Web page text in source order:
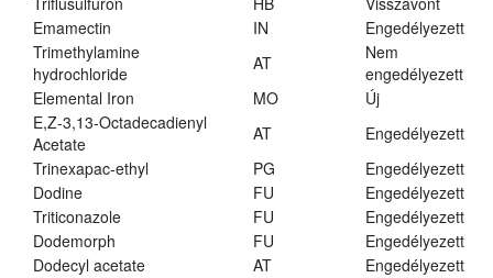
Emamectin
IN
Engedélyezett
Trimethylamine
hydrochloride
AT
Nem
engedélyezett
Elemental Iron
MO
Új
E,Z-3,13-Octadecadienyl
Acetate
AT
Engedélyezett
Trinexapac-ethyl
PG
Engedélyezett
Dodine
FU
Engedélyezett
Triticonazole
FU
Engedélyezett
Dodemorph
FU
Engedélyezett
Dodecyl acetate
AT Engedélyezett